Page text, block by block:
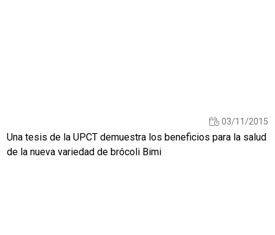
03/11/2015
Una tesis de la UPCT demuestra los beneficios para la salud
de la nueva variedad de brócoli Bimi